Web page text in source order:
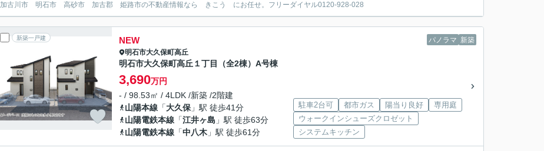
加古川市 明石市 高砂市 加古郡 姫路市の不動産情報なら きこう にお任せ。フリーダイヤル0120-928-028
新築一戸建 パノラマ 新築
NEW
明石市大久保町高丘
明石市大久保町高丘１丁目（全2棟）A号棟
3,690万円
- / 98.53㎡ / 4LDK /新築 /2階建
山陽本線 「大久保 」駅 徒歩41分
山陽電鉄本線 「江井ヶ島 」駅 徒歩63分
山陽電鉄本線 「中八木 」駅 徒歩61分
駐車2台可 都市ガス 陽当り良好
専用庭
ウォークインシューズクロゼット
システムキッチン